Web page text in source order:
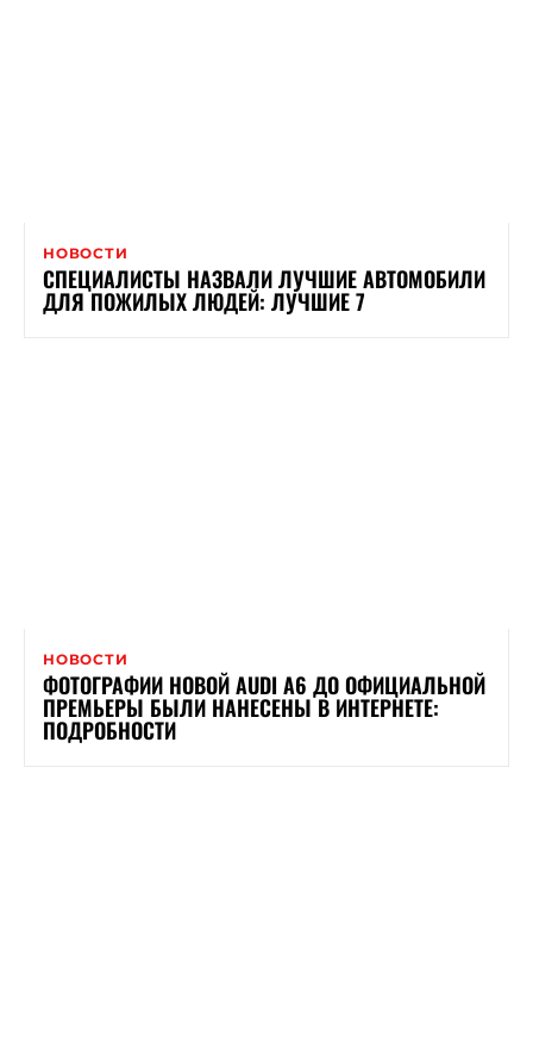
НОВОСТИ
СПЕЦИАЛИСТЫ НАЗВАЛИ ЛУЧШИЕ АВТОМОБИЛИ
ДЛЯ ПОЖИЛЫХ ЛЮДЕЙ: ЛУЧШИЕ 7
НОВОСТИ
ФОТОГРАФИИ НОВОЙ AUDI A6 ДО ОФИЦИАЛЬНОЙ
ПРЕМЬЕРЫ БЫЛИ НАНЕСЕНЫ В ИНТЕРНЕТЕ:
ПОДРОБНОСТИ